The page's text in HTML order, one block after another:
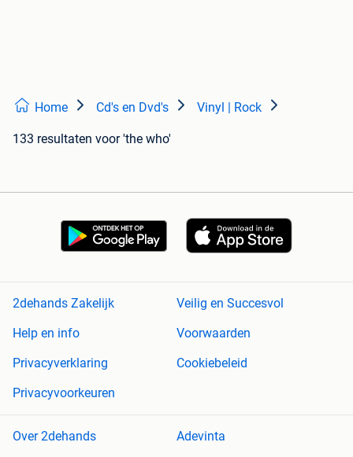
Home Cd's en Dvd's Vinyl | Rock
133 resultaten voor 'the who'
2dehands Zakelijk
Veilig en Succesvol
Help en info
Voorwaarden
Privacyverklaring
Cookiebeleid
Privacyvoorkeuren
Over 2dehands Adevinta